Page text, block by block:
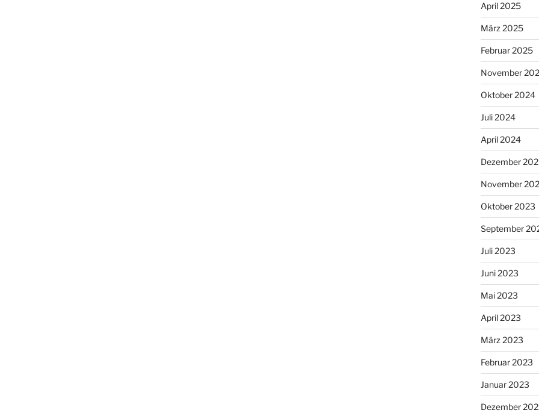
April 2025
März 2025
Februar 2025
November
Oktober 2024
Juli 2024
April 2024
Dezember
November
Oktober 2023
September
Juli 2023
Juni 2023
Mai 2023
April 2023
März 2023
Februar 2023
Januar 2023
Dezember